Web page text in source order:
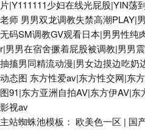
片|Y111111少妇在线光屁股|YIN荡
老师 男男双龙调教失禁高潮PLAY|
无码SM调教GV观看日本|男男性纯
r|男男在宿舍撅着屁股被调教|男男
抽搐男同精流动漫|男女边摸边吃奶
动态图 东方性爱av|东方性交网|东
图91|东方亚洲自拍AV|东方伊AV|
影视av
主站蜘蛛池模板： 欧美色一区 | 国